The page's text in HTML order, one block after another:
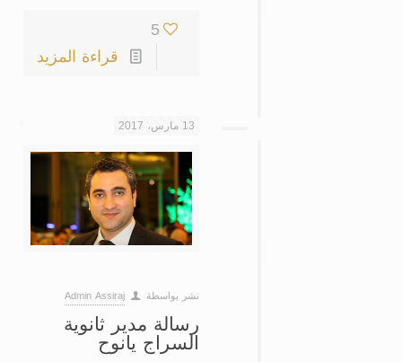
5
قراءة المزيد
13 مارس، 2017
نشر بواسطة Admin Assiraj
رسالة مدير ثانوية
السراج يانوح